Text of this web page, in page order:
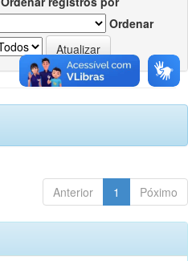
Ordenar
Anterior 1 Póximo